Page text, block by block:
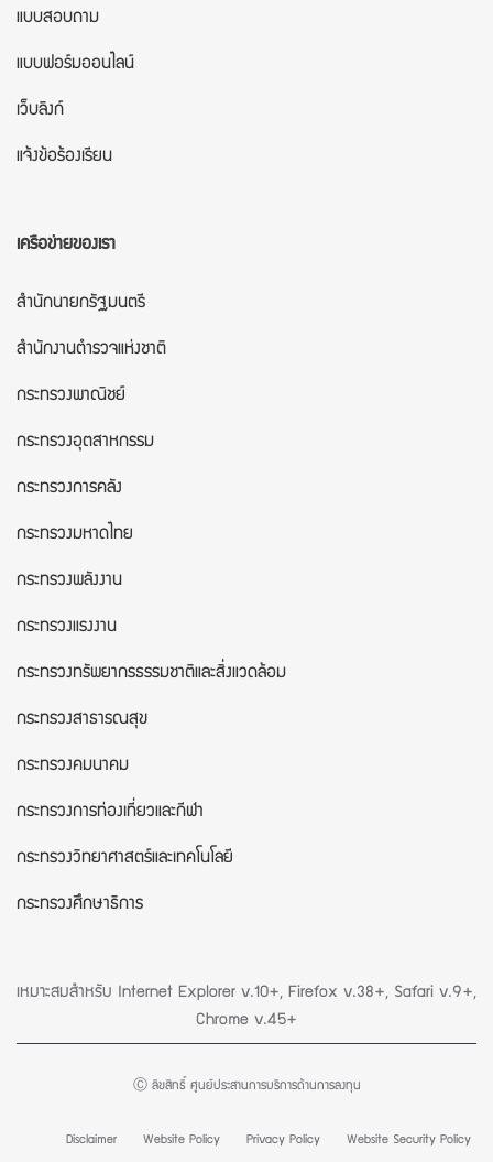
แบบสอบถาม
แบบฟอร์มออนไลน์
เว็บลิงก์
แจ้งข้อร้องเรียน
เครือข่ายของเรา
สำนักนายกรัฐมนตรี
สำนักงานตำรวจแห่งชาติ
กระทรวงพาณิชย์
กระทรวงอุตสาหกรรม
กระทรวงการคลัง
กระทรวงมหาดไทย
กระทรวงพลังงาน
กระทรวงแรงงาน
กระทรวงทรัพยากรธรรมชาติและสิ่งแวดล้อม
กระทรวงสาธารณสุข
กระทรวงคมนาคม
กระทรวงการท่องเที่ยวและกีฬา
กระทรวงวิทยาศาสตร์และเทคโนโลยี
กระทรวงศึกษาธิการ
เหมาะสมสำหรับ Internet Explorer v.10+, Firefox v.38+, Safari v.9+,
Chrome v.45+
Ⓒ ลิขสิทธิ์ ศูนย์ประสานการบริการด้านการลงทุน
Disclaimer Website Policy Privacy Policy Website Security Policy